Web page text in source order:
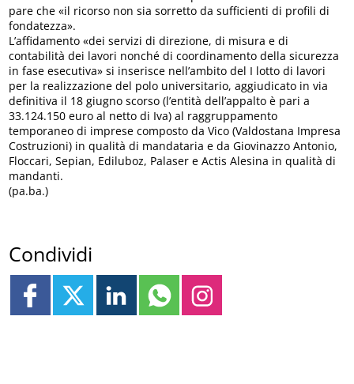
pare che «il ricorso non sia sorretto da sufficienti di profili di
fondatezza».
L’affidamento «dei servizi di direzione, di misura e di
contabilità dei lavori nonché di coordinamento della sicurezza
in fase esecutiva» si inserisce nell’ambito del I lotto di lavori
per la realizzazione del polo universitario, aggiudicato in via
definitiva il 18 giugno scorso (l’entità dell’appalto è pari a
33.124.150 euro al netto di Iva) al raggruppamento
temporaneo di imprese composto da Vico (Valdostana Impresa
Costruzioni) in qualità di mandataria e da Giovinazzo Antonio,
Floccari, Sepian, Ediluboz, Palaser e Actis Alesina in qualità di
mandanti.
(pa.ba.)
Condividi